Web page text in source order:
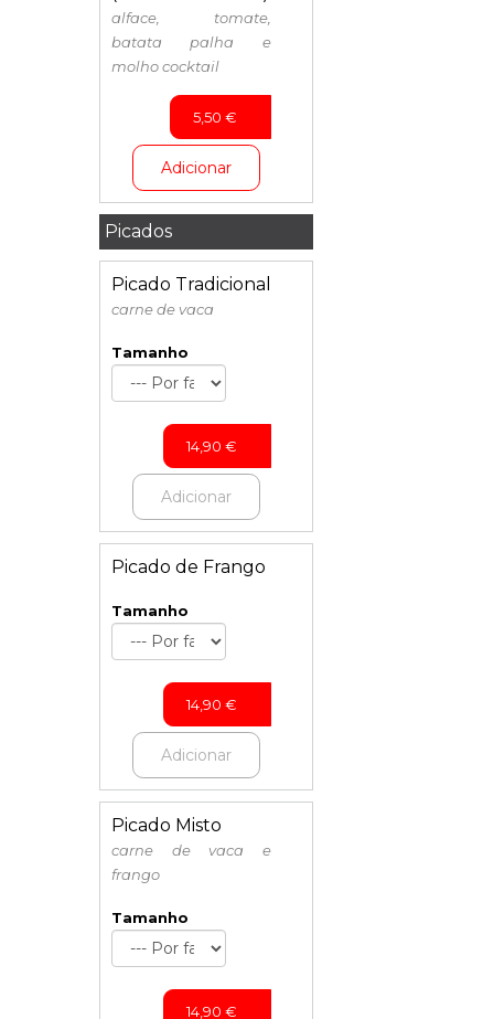
alface, tomate,
batata palha e
molho cocktail
5,50 €
Adicionar
Picados
Picado Tradicional
carne de vaca
Tamanho
14,90 €
Adicionar
Picado de Frango
Tamanho
14,90 €
Adicionar
Picado Misto
carne de vaca e
frango
Tamanho
14,90 €